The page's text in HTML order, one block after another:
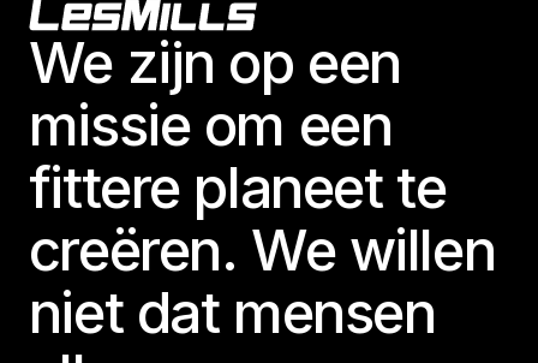
Footer
We zijn op een
missie om een
fittere planeet te
creëren. We willen
niet dat mensen